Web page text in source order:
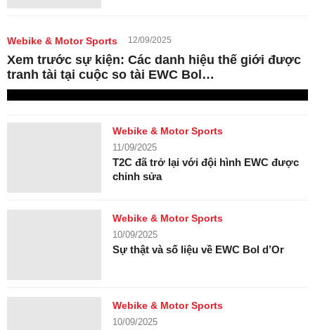
Webike & Motor Sports 12/09/2025
Xem trước sự kiện: Các danh hiệu thế giới được
tranh tài tại cuộc so tài EWC Bol…
Webike & Motor Sports
11/09/2025
T2C đã trở lại với đội hình EWC được
chỉnh sửa
Webike & Motor Sports
10/09/2025
Sự thật và số liệu về EWC Bol d’Or
Webike & Motor Sports
10/09/2025